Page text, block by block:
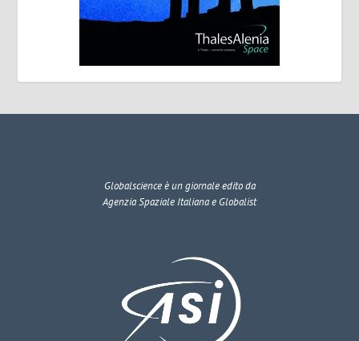
Globalscienceè un giornale edito da
Agenzia Spaziale Italiana e Globalist